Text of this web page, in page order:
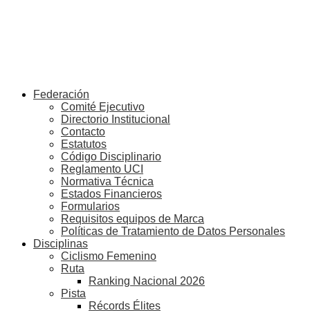
Federación
Comité Ejecutivo
Directorio Institucional
Contacto
Estatutos
Código Disciplinario
Reglamento UCI
Normativa Técnica
Estados Financieros
Formularios
Requisitos equipos de Marca
Políticas de Tratamiento de Datos Personales
Disciplinas
Ciclismo Femenino
Ruta
Ranking Nacional 2026
Pista
Récords Élites